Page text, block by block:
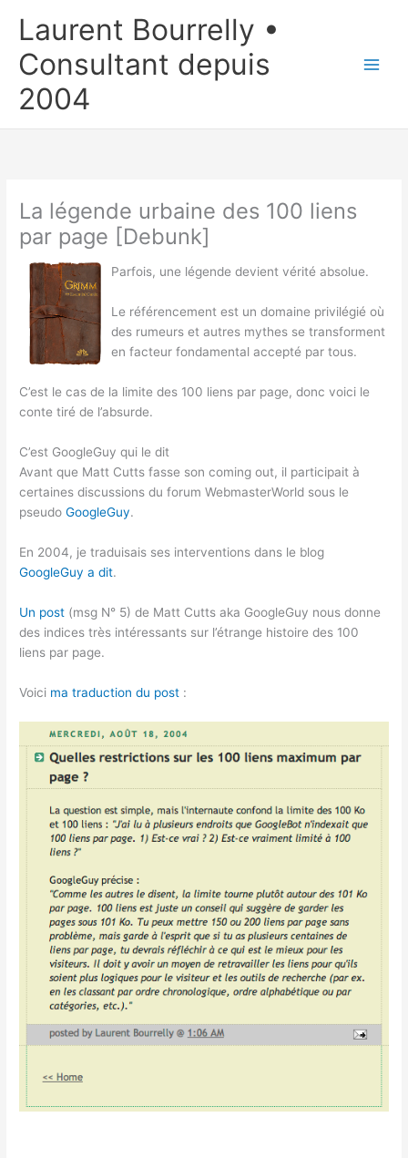
Laurent Bourrelly •
Consultant depuis
2004
La légende urbaine des 100 liens
par page [Debunk]
Parfois, une légende devient vérité absolue.
Le référencement est un domaine privilégié où
des rumeurs et autres mythes se transforment
en facteur fondamental accepté par tous.
C’est le cas de la limite des 100 liens par page, donc voici le
conte tiré de l’absurde.
C’est GoogleGuy qui le dit
Avant que Matt Cutts fasse son coming out, il participait à
certaines discussions du forum WebmasterWorld sous le
pseudoGoogleGuy.
En 2004, je traduisais ses interventions dans le blog
GoogleGuy a dit.
Un post (msg N° 5) de Matt Cutts aka GoogleGuy nous donne
des indices très intéressants sur l’étrange histoire des 100
liens par page.
Voici ma traduction du post :